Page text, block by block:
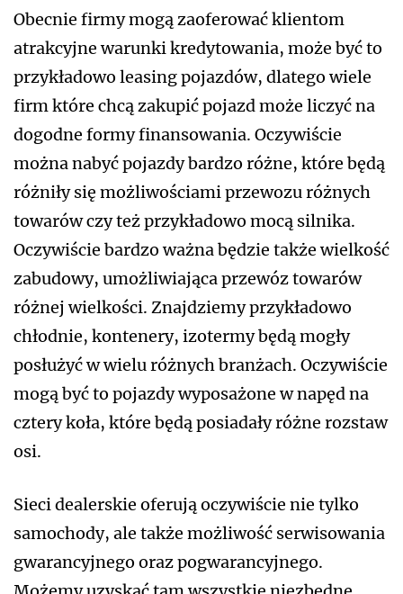
Obecnie firmy mogą zaoferować klientom
atrakcyjne warunki kredytowania, może być to
przykładowo leasing pojazdów, dlatego wiele
firm które chcą zakupić pojazd może liczyć na
dogodne formy finansowania. Oczywiście
można nabyć pojazdy bardzo różne, które będą
różniły się możliwościami przewozu różnych
towarów czy też przykładowo mocą silnika.
Oczywiście bardzo ważna będzie także wielkość
zabudowy, umożliwiająca przewóz towarów
różnej wielkości. Znajdziemy przykładowo
chłodnie, kontenery, izotermy będą mogły
posłużyć w wielu różnych branżach. Oczywiście
mogą być to pojazdy wyposażone w napęd na
cztery koła, które będą posiadały różne rozstaw
osi.
Sieci dealerskie oferują oczywiście nie tylko
samochody, ale także możliwość serwisowania
gwarancyjnego oraz pogwarancyjnego.